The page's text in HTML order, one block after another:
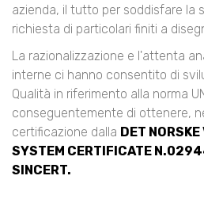
azienda, il tutto per soddisfare la
richiesta di particolari finiti a
La razionalizzazione e l'attenta
interne ci hanno consentito di
Qualità in riferimento alla norma
conseguentemente di ottenere,
certificazione dalla DET
SYSTEM CERTIFICATE
SINCERT.